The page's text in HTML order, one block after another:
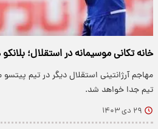
خانه تکانی موسیمانه در استقلال؛
مهاجم آرژانتینی استقلال دیگر در تیم
تیم جدا خواهد شد.
۲۹ دی ۱۴۰۳